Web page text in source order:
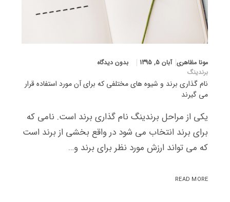
مونا مظاهری آبان 5, 1395
بدون دیدگاه
برندینگ
نام گذاری برند و شیوه های مختلفی که برای آن مورد استفاده قرار
می گیرند
یکی از مراحل برندینگ نام گذاری برند است. نامی که
برای برند انتخاب می شود در واقع بخشی از برند است
که می تواند ارزش مورد نظر برای برند و…
READ MORE